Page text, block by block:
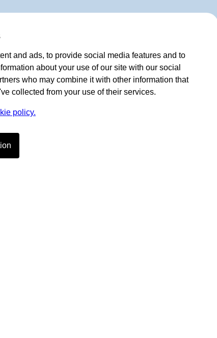
and ads, to provide social media features and to
about your use of our site with our social
who may combine it with other information that
collected from your use of their services.
policy.